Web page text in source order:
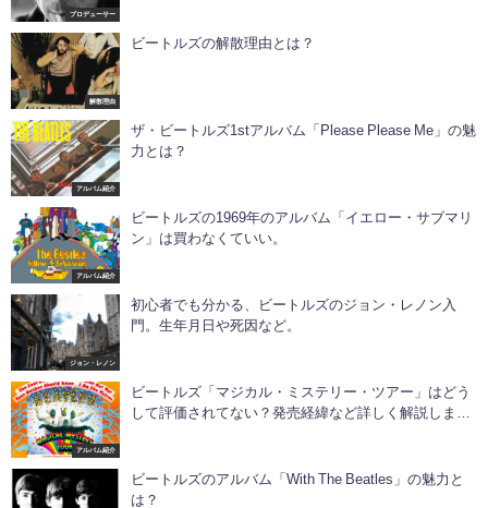
プロデューサー
解散理由
ビートルズの解散理由とは？
アルバム紹介
ザ・ビートルズ1stアルバム「Please Please Me」の魅
力とは？
アルバム紹介
ビートルズの1969年のアルバム「イエロー・サブマリ
ン」は買わなくていい。
ジョン・レノン
初心者でも分かる、ビートルズのジョン・レノン入
門。生年月日や死因など。
アルバム紹介
ビートルズ「マジカル・ミステリー・ツアー」はどう
して評価されてない？発売経緯など詳しく解説しま
ビートルズのアルバム「With The Beatles」の魅力と
は？